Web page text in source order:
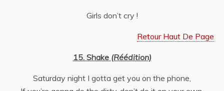
Girls don’t cry !
Retour Haut De Page
15. Shake (Réédition)
Saturday night I gotta get you on the phone,